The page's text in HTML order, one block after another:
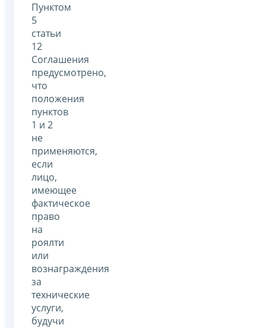
Пунктом
5
статьи
12
Соглашения
предусмотрено,
что
положения
пунктов
1 и 2
не
применяются,
если
лицо,
имеющее
фактическое
право
на
роялти
или
вознаграждения
за
технические
услуги,
будучи